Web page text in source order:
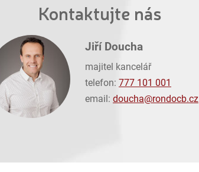
Kontaktujte nás
Jiří Doucha
majitel kancelář
telefon: 777 101 001
email: doucha@rondocb.cz